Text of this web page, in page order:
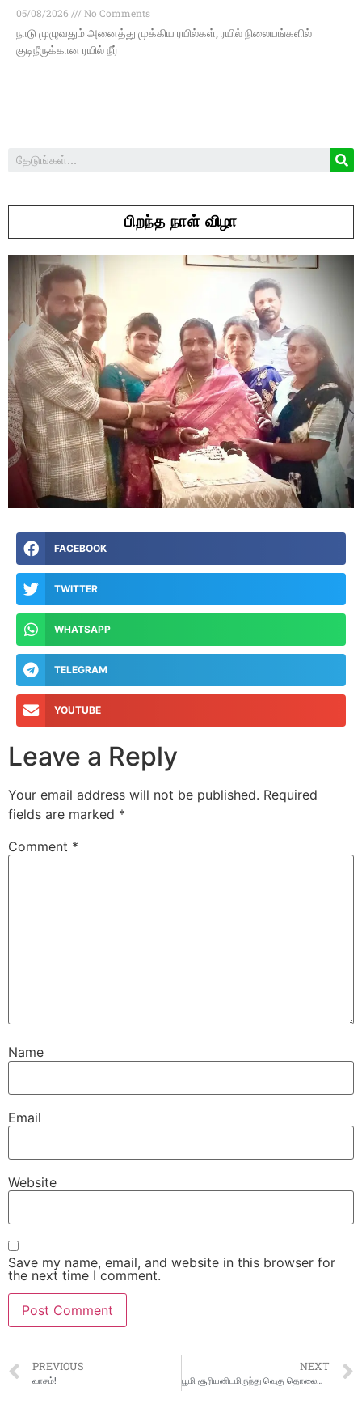
05/08/2026
No Comments
நாடு முழுவதும் அனைத்து முக்கிய ரயில்கள், ரயில் நிலையங்களில்
குடிநீருக்கான ரயில் நீர்
பிறந்த நாள் விழா
FACEBOOK
TWITTER
WHATSAPP
TELEGRAM
YOUTUBE
Leave a Reply
Your email address will not be published. Required
fields are marked *
Comment *
Name
Email
Website
Save my name, email, and website in this browser for
the next time I comment.
PREVIOUS
வாசம்!
NEXT
பூமி சூரியனிடமிருந்து வெகு தொலைவில் இருக்கும் அபிலியன் நிகழ்வு